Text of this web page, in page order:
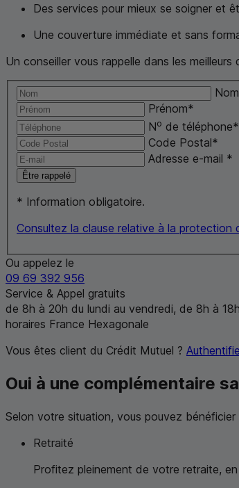
Des services pour mieux se soigner et
Une couverture immédiate et sans
Un conseiller vous rappelle dans les meilleurs
Nom
Prénom*
No de téléphone*
Code Postal*
Adresse e-mail *
Être rappelé
* Information obligatoire.
Consultez la clause relative à la
Ou appelez le
09 69 392 956
Service & Appel gratuits
de 8h à 20h du lundi au vendredi, de 8h à 18h
horaires France Hexagonale
Vous êtes client du Crédit Mutuel ?
Oui à une complémentaire
Selon votre situation, vous pouvez
Retraité
Profitez pleinement de votre retraite,